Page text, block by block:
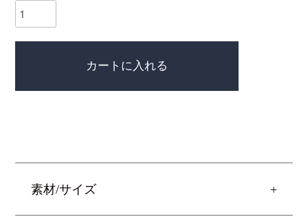
カートに入れる
素材/サイズ